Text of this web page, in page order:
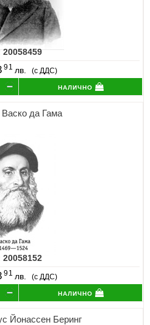
20058459
91 лв. (с ДДС)
налично
Васко да Гама
20058152
91 лв. (с ДДС)
налично
Йонассен Беринг